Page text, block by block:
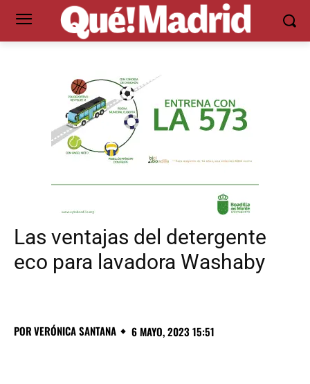
Las ventajas del detergente
eco para lavadora Washaby
PORVERÓNICA SANTANA 6 MAYO, 2023 15:51